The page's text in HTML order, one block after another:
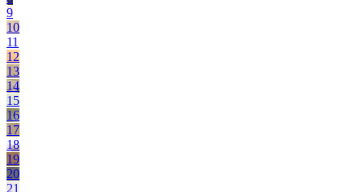
9
10
11
12
13
14
15
16
17
18
19
20
21